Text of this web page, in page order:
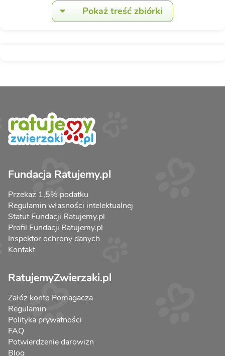
Pokaż treść zbiórki
Fundacja Ratujemy.pl
Przekaż 1,5% podatku
Regulamin własności intelektualnej
Statut Fundacji Ratujemy.pl
Profil Fundacji Ratujemy.pl
Inspektor ochrony danych
Kontakt
RatujemyZwierzaki.pl
Załóż konto Pomagacza
Regulamin
Polityka prywatności
FAQ
Potwierdzenie darowizn
Blog